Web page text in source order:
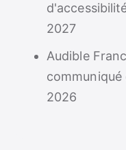
2027
Audible
2026